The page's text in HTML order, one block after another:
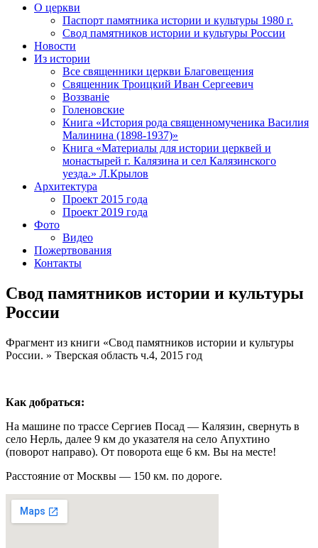
О церкви
Паспорт памятника истории и культуры 1980 г.
Свод памятников истории и культуры России
Новости
Из истории
Все священники церкви Благовещения
Священник Троицкий Иван Сергеевич
Воззванiе
Голеновские
Книга «История рода священномученика Василия
Малинина (1898-1937)»
Книга «Материалы для истории церквей и
монастырей г. Калязина и сел Калязинского
уезда.» Л.Крылов
Архитектура
Проект 2015 года
Проект 2019 года
Фото
Видео
Пожертвования
Контакты
Свод памятников истории и культуры
России
Фрагмент из книги «Свод памятников истории и культуры
России. » Тверская область ч.4, 2015 год
Как добраться:
На машине по трассе Сергиев Посад — Калязин, свернуть в
село Нерль, далее 9 км до указателя на село Апухтино
(поворот направо). От поворота еще 6 км. Вы на месте!
Расстояние от Москвы — 150 км. по дороге.